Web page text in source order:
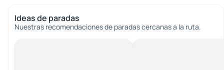
Ideas de paradas
Nuestras recomendaciones de paradas cercanas a la ruta.